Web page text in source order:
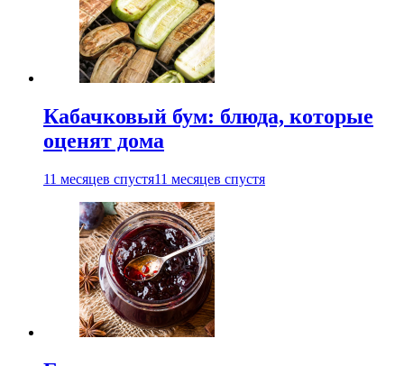
Кабачковый бум: блюда, которые
оценят дома
11 месяцев спустя11 месяцев спустя